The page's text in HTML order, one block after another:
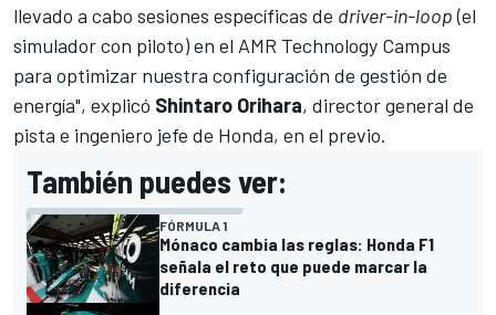
llevado a cabo sesiones específicas de driver-in-loop(el
simulador con piloto) en el AMR Technology Campus
para optimizar nuestra configuración de gestión de
energía", explicó Shintaro Orihara, director general de
pista e ingeniero jefe de Honda, en el previo.
También puedes ver:
FÓRMULA 1
Mónaco cambia las reglas: Honda F1
señala el reto que puede marcar la
diferencia